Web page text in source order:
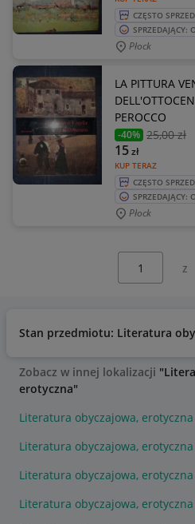
CZĘSTO
SPRZEDAJĄCY:
Płock
LA PITTURA
PEROCCO
-40% 25,00 zł
KUP TERAZ
15zł
CZĘSTO
SPRZEDAJĄCY:
Płock
Stan przedmiotu: Literatura
Zobacz w innej lokalizacji
erotyczna"
Literatura obyczajowa,
Literatura obyczajowa,
Literatura obyczajowa,
Literatura obyczajowa,